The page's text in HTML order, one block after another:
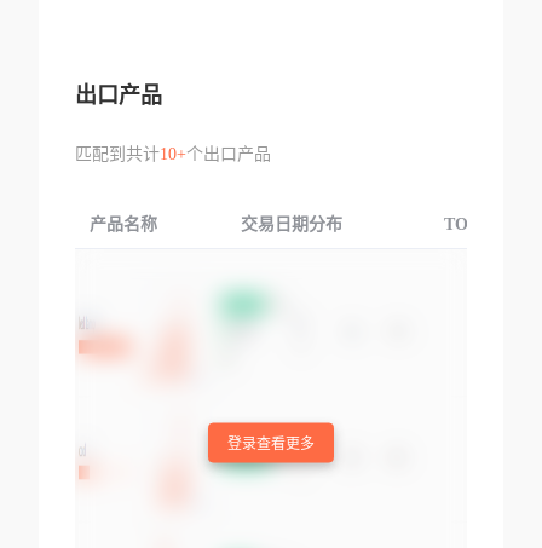
出口产品
匹配到共计10+个出口产品
产品名称 交易日期分布 TOP3交易国
登录查看更多